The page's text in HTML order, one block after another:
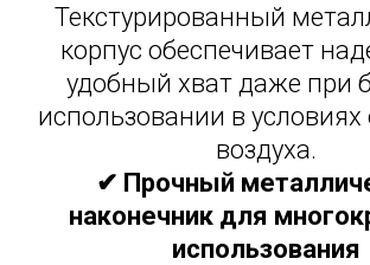
Текстурированный
корпус обеспечивает
удобный хват даже при
использовании в условиях
воздуха.
✔ Прочный
наконечник для
использования